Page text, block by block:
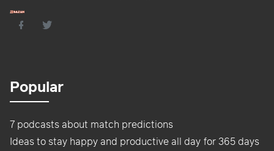
Popular
7 podcasts about match predictions
Ideas to stay happy and productive all day for 365 days